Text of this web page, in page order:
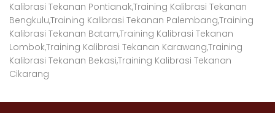
Kalibrasi Tekanan Pontianak,Training Kalibrasi Tekanan
Bengkulu,Training Kalibrasi Tekanan Palembang,Training
Kalibrasi Tekanan Batam,Training Kalibrasi Tekanan
Lombok,Training Kalibrasi Tekanan Karawang,Training
Kalibrasi Tekanan Bekasi,Training Kalibrasi Tekanan
Cikarang